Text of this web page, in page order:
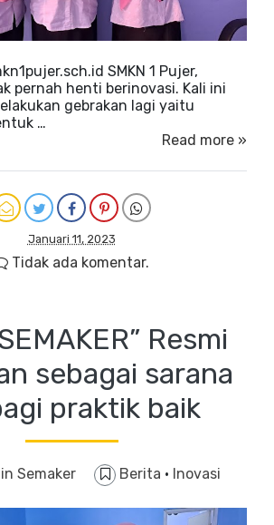
SMKN 1 Pujer,
pernah henti berinovasi. Kali ini
gebrakan lagi yaitu
…
Read more »
Januari 11, 2023
Tidak ada komentar.
Resmi
sebagai sarana
praktik baik
Semaker Berita · Inovasi